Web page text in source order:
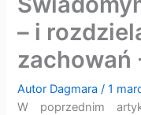
– i
zachowań
Autor Dagmara/1
W poprzednim